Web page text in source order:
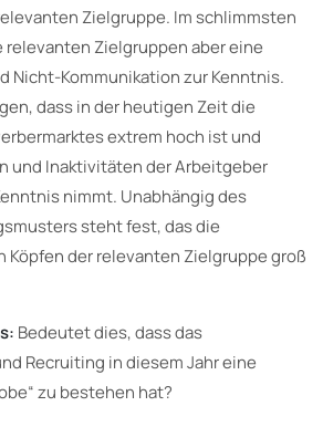
Zielgruppe. Im schlimmsten
relevanten Zielgruppen aber eine
Nicht-Kommunikation zur Kenntnis.
dass in der heutigen Zeit die
extrem hoch ist und
und Inaktivitäten der Arbeitgeber
nimmt. Unabhängig des
steht fest, das die
Köpfen der relevanten Zielgruppe groß
Bedeutet dies, dass das
Recruiting in diesem Jahr eine
zu bestehen hat?